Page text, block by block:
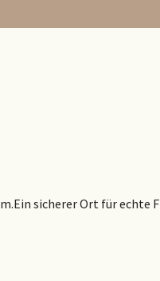
sicherer Ort für echte